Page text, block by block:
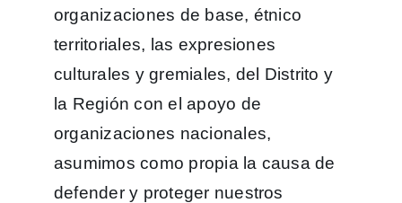
organizaciones de base, étnico
territoriales, las expresiones
culturales y gremiales, del Distrito y
la Región con el apoyo de
organizaciones nacionales,
asumimos como propia la causa de
defender y proteger nuestros